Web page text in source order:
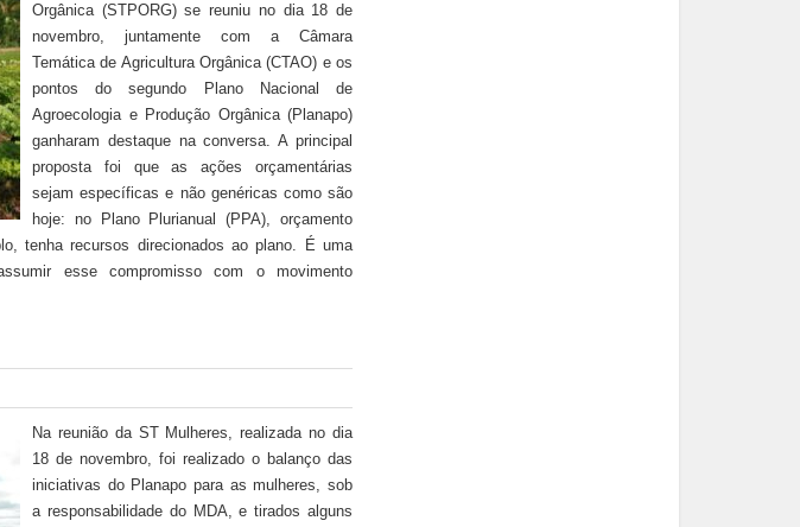
Orgânica (STPORG) se reuniu no dia 18 de
novembro, juntamente com a Câmara
Temática de Agricultura Orgânica (CTAO) e os
pontos do segundo Plano Nacional de
Agroecologia e Produção Orgânica (Planapo)
ganharam destaque na conversa. A principal
proposta foi que as ações orçamentárias
sejam específicas e não genéricas como são
hoje: no Plano Plurianual (PPA), orçamento
tenha recursos direcionados ao plano. É uma
esse compromisso com o movimento
Na reunião da ST Mulheres, realizada no dia
18 de novembro, foi realizado o balanço das
iniciativas do Planapo para as mulheres, sob
a responsabilidade do MDA, e tirados alguns